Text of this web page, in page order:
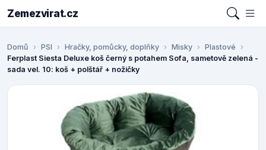
Zemezvirat.cz
Domů PSI Hračky, pomůcky, doplňky Misky
Plastové
Ferplast Siesta Deluxe koš černý s potahem Sofa, sametově zelená -
sada vel. 10: koš + polštář + nožičky